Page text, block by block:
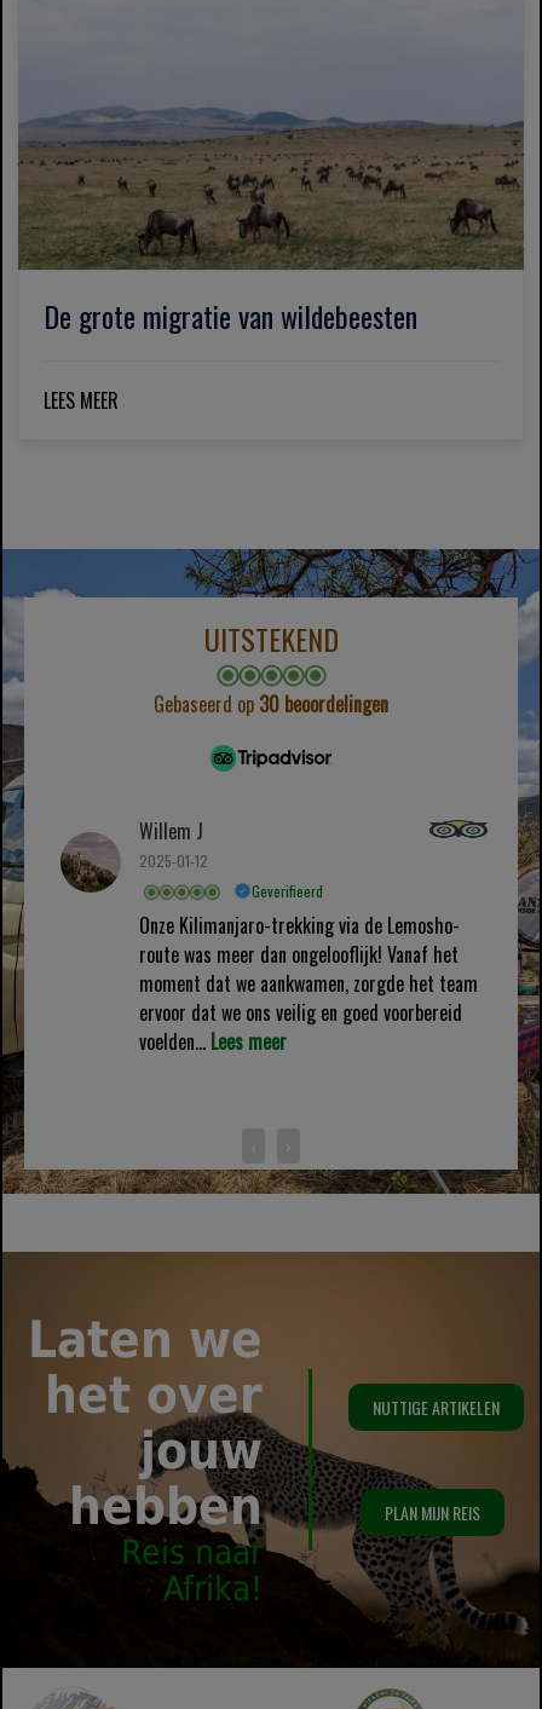
De grote migratie van wildebeesten
LEES MEER
UITSTEKEND
Gebaseerd op 30 beoordelingen
Willem J
2025-01-12
Geverifieerd
Onze Kilimanjaro-trekking via de Lemosho-
route was meer dan ongelooflijk! Vanaf het
moment dat we aankwamen, zorgde het team
ervoor dat we ons veilig en goed voorbereid
voelden... Lees meer
Laten we
het over
jouw
hebben
Reis naar
Afrika!
NUTTIGE ARTIKELEN
PLAN MIJN REIS